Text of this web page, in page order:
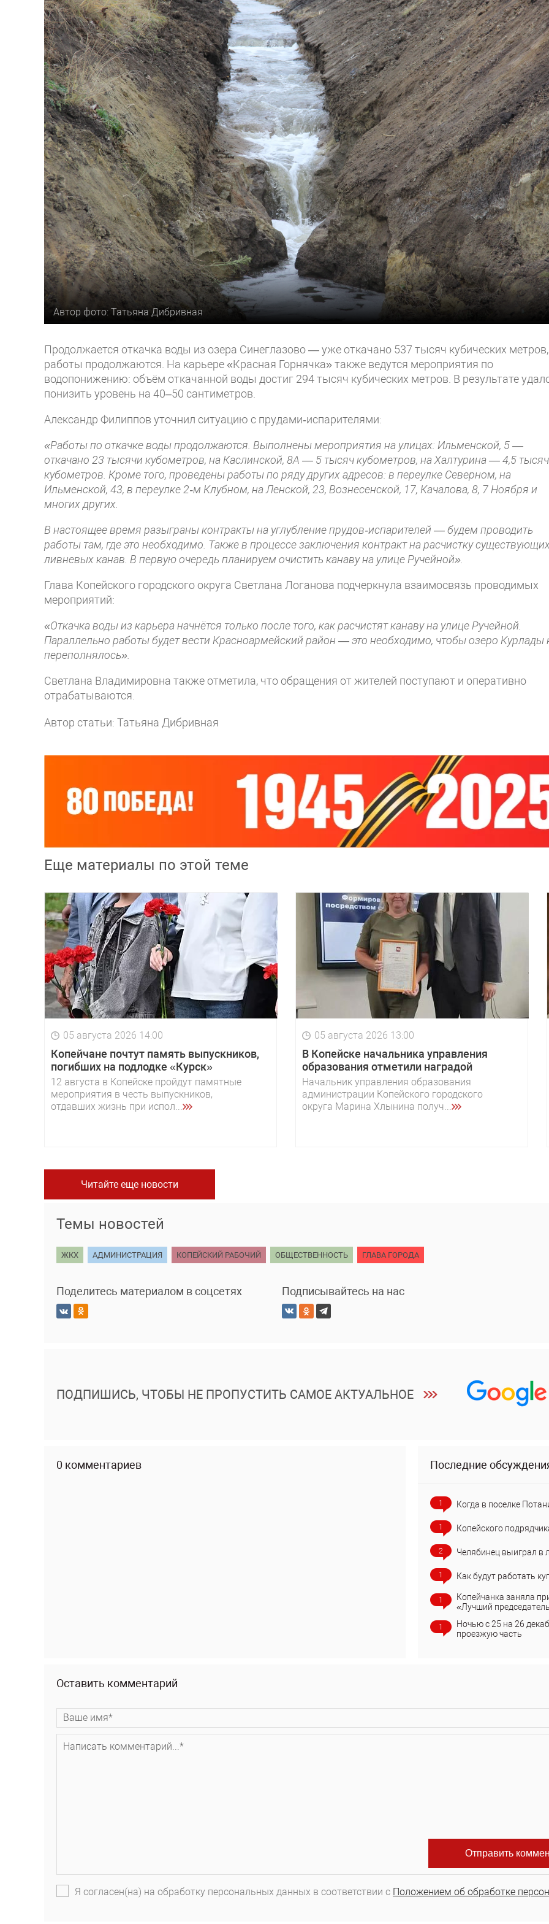
Автор фото: Татьяна Дибривная
Продолжается откачка воды из озера Синеглазово — уже откачано 537 тысяч кубических метров,
работы продолжаются. На карьере «Красная Горнячка» также ведутся мероприятия по
водопонижению: объём откачанной воды достиг 294 тысяч кубических метров. В результате
понизить уровень на 40–50 сантиметров.
Александр Филиппов уточнил ситуацию с прудами‑испарителями:
«Работы по откачке воды продолжаются. Выполнены мероприятия на улицах: Ильменской, 5 —
откачано 23 тысячи кубометров, на Каслинской, 8А — 5 тысяч кубометров, на Халтурина — 4,5
кубометров. Кроме того, проведены работы по ряду других адресов: в переулке Северном, на
Ильменской, 43, в переулке 2‑м Клубном, на Ленской, 23, Вознесенской, 17, Качалова, 8, 7 Ноября и
многих других.
В настоящее время разыграны контракты на углубление прудов‑испарителей — будем проводить
работы там, где это необходимо. Также в процессе заключения контракт на расчистку
ливневых канав. В первую очередь планируем очистить канаву на улице Ручейной».
Глава Копейского городского округа Светлана Логанова подчеркнула взаимосвязь проводимых
мероприятий:
«Откачка воды из карьера начнётся только после того, как расчистят канаву на улице Ручейной.
Параллельно работы будет вести Красноармейский район — это необходимо, чтобы озеро Курлады
переполнялось».
Светлана Владимировна также отметила, что обращения от жителей поступают и оперативно
отрабатываются.
Автор статьи: Татьяна Дибривная
Еще материалы по этой теме
05 августа 2026 14:00
Копейчане почтут память выпускников,
погибших на подлодке «Курск»
12 августа в Копейске пройдут памятные
мероприятия в честь выпускников,
отдавших жизнь при испол...
05 августа 2026 13:00
В Копейске начальника управления
образования отметили наградой
Начальник управления образования
администрации Копейского городского
округа Марина Хлынина получ...
Читайте еще новости
Темы новостей
ЖКХ АДМИНИСТРАЦИЯ КОПЕЙСКИЙ РАБОЧИЙ ОБЩЕСТВЕННОСТЬ ГЛАВА ГОРОДА
Поделитесь материалом в соцсетях Подписывайтесь на нас
ПОДПИШИСЬ, ЧТОБЫ НЕ ПРОПУСТИТЬ САМОЕ АКТУАЛЬНОЕ
0 комментариев Последние
1 Когда в поселке
1 Копейского
2 Челябинец выиграл в
1 Как будут работать
1
Копейчанка заняла
«Лучший
1
Ночью с 25 на 26
проезжую часть
Оставить комментарий
Я согласен(на) на обработку персональных данных в соответствии с Положением об обработке